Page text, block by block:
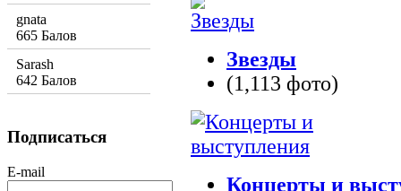
Звезды
(1,113 фото)
Концерты и
gnata
665 Балов
Sarash
642 Балов
Подписаться
E-mail